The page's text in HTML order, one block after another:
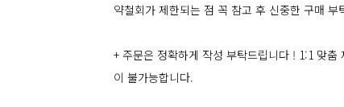
약철회가 제한되는 점 꼭 참고 후 신중한 구매 부
+ 주문은 정확하게 작성 부탁드립니다 ! 1:1 맞춤
이 불가능합니다.